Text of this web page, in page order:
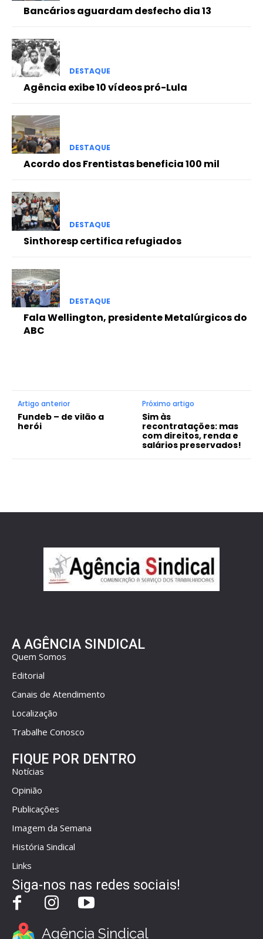
Bancários aguardam desfecho dia 13
DESTAQUE
Agência exibe 10 vídeos pró-Lula
DESTAQUE
Acordo dos Frentistas beneficia 100 mil
DESTAQUE
Sinthoresp certifica refugiados
DESTAQUE
Fala Wellington, presidente Metalúrgicos do
ABC
Artigo anterior
Fundeb – de vilão a
herói
Próximo artigo
Sim às
recontratações: mas
com direitos, renda e
salários preservados!
A AGÊNCIA SINDICAL
Quem Somos
Editorial
Canais de Atendimento
Localização
Trabalhe Conosco
FIQUE POR DENTRO
Notícias
Opinião
Publicações
Imagem da Semana
História Sindical
Links
Siga-nos nas redes sociais!
Agência Sindical